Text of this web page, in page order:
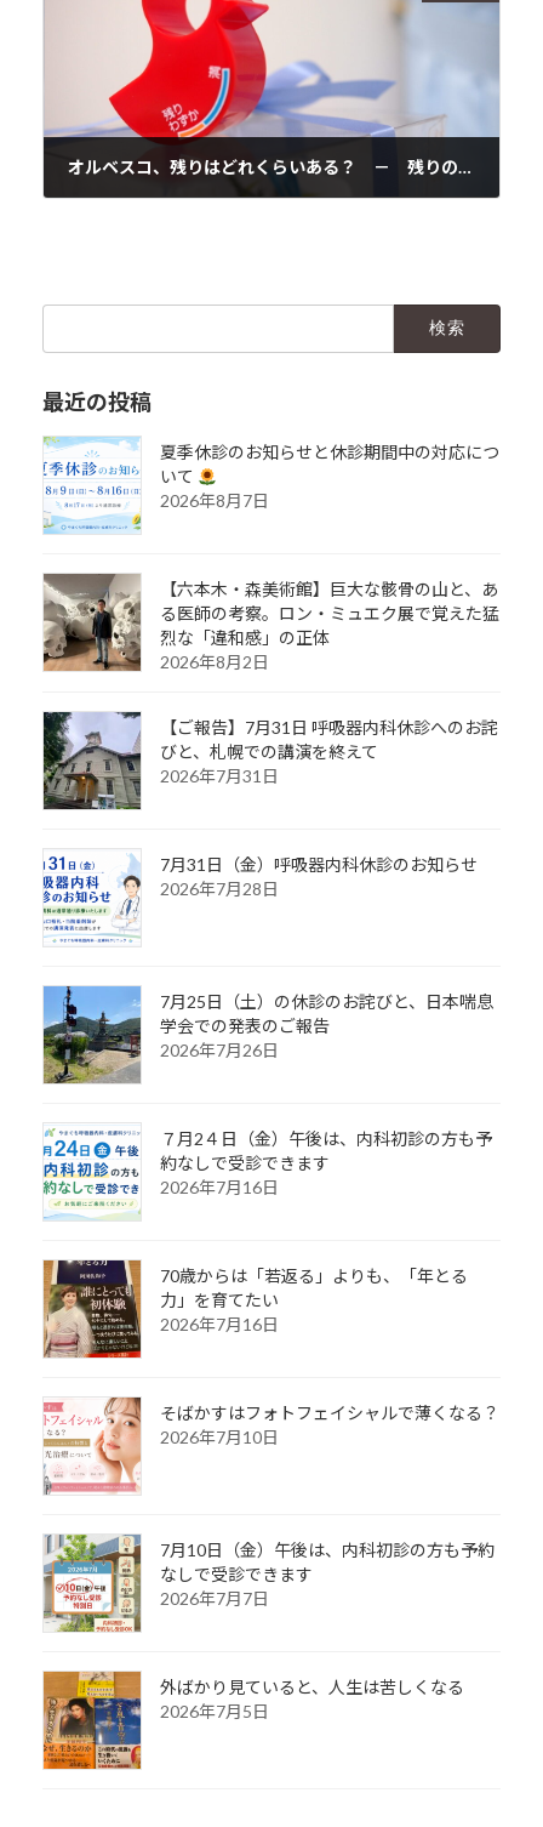
オルベスコ、残りはどれくらいある？ － 残りの確認方法
最近の投稿
夏季休診のお知らせと休診期間中の対応につ
いて
2026年8月7日
【六本木・森美術館】巨大な骸骨の山と、あ
る医師の考察。ロン・ミュエク展で覚えた猛
烈な「違和感」の正体
2026年8月2日
【ご報告】7月31日 呼吸器内科休診へのお詫
びと、札幌での講演を終えて
2026年7月31日
7月31日（金）呼吸器内科休診のお知らせ
2026年7月28日
7月25日（土）の休診のお詫びと、日本喘息
学会での発表のご報告
2026年7月26日
７月2４日（金）午後は、内科初診の方も予
約なしで受診できます
2026年7月16日
70歳からは「若返る」よりも、「年とる
力」を育てたい
2026年7月16日
そばかすはフォトフェイシャルで薄くなる？
2026年7月10日
7月10日（金）午後は、内科初診の方も予約
なしで受診できます
2026年7月7日
外ばかり見ていると、人生は苦しくなる
2026年7月5日